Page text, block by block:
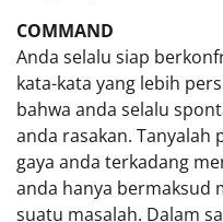
COMMAND
Anda selalu siap
kata-kata yang lebih
bahwa anda selalu
anda rasakan. Tanyalah
gaya anda terkadang
anda hanya bermaksud
suatu masalah. Dalam